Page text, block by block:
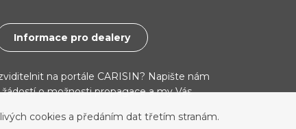
Informace pro dealery
na portále CARISIN? Napište nám
o možnosti propagace a my Vás
cookies a předáním dat třetím stranám.